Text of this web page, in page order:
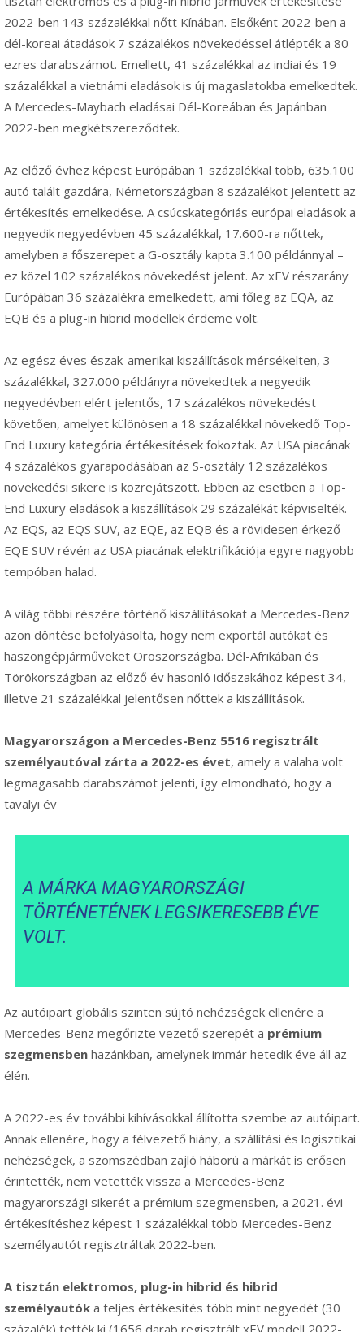
2022-ben 143 százalékkal nőtt Kínában. Elsőként 2022-ben a
dél-koreai átadások 7 százalékos növekedéssel átlépték a 80
ezres darabszámot. Emellett, 41 százalékkal az indiai és 19
százalékkal a vietnámi eladások is új magaslatokba emelkedtek.
A Mercedes-Maybach eladásai Dél-Koreában és Japánban
2022-ben megkétszereződtek.
Az előző évhez képest Európában 1 százalékkal több, 635.100
autó talált gazdára, Németországban 8 százalékot jelentett az
értékesítés emelkedése. A csúcskategóriás európai eladások a
negyedik negyedévben 45 százalékkal, 17.600-ra nőttek,
amelyben a főszerepet a G-osztály kapta 3.100 példánnyal –
ez közel 102 százalékos növekedést jelent. Az xEV részarány
Európában 36 százalékra emelkedett, ami főleg az EQA, az
EQB és a plug-in hibrid modellek érdeme volt.
Az egész éves észak-amerikai kiszállítások mérsékelten, 3
százalékkal, 327.000 példányra növekedtek a negyedik
negyedévben elért jelentős, 17 százalékos növekedést
követően, amelyet különösen a 18 százalékkal növekedő Top-
End Luxury kategória értékesítések fokoztak. Az USA piacának
4 százalékos gyarapodásában az S-osztály 12 százalékos
növekedési sikere is közrejátszott. Ebben az esetben a Top-
End Luxury eladások a kiszállítások 29 százalékát képviselték.
Az EQS, az EQS SUV, az EQE, az EQB és a rövidesen érkező
EQE SUV révén az USA piacának elektrifikációja egyre nagyobb
tempóban halad.
A világ többi részére történő kiszállításokat a Mercedes-Benz
azon döntése befolyásolta, hogy nem exportál autókat és
haszongépjárműveket Oroszországba. Dél-Afrikában és
Törökországban az előző év hasonló időszakához képest 34,
illetve 21 százalékkal jelentősen nőttek a kiszállítások.
Magyarországon a Mercedes-Benz 5516 regisztrált
személyautóval zárta a 2022-es évet, amely a valaha volt
legmagasabb darabszámot jelenti, így elmondható, hogy a
tavalyi év
A MÁRKA MAGYARORSZÁGI
TÖRTÉNETÉNEK LEGSIKERESEBB ÉVE
VOLT.
Az autóipart globális szinten sújtó nehézségek ellenére a
Mercedes-Benz megőrizte vezető szerepét a prémium
szegmensben hazánkban, amelynek immár hetedik éve áll az
élén.
A 2022-es év további kihívásokkal állította szembe az autóipart.
Annak ellenére, hogy a félvezető hiány, a szállítási és logisztikai
nehézségek, a szomszédban zajló háború a márkát is erősen
érintették, nem vetették vissza a Mercedes-Benz
magyarországi sikerét a prémium szegmensben, a 2021. évi
értékesítéshez képest 1 százalékkal több Mercedes-Benz
személyautót regisztráltak 2022-ben.
A tisztán elektromos, plug-in hibrid és hibrid
személyautók a teljes értékesítés több mint negyedét (30